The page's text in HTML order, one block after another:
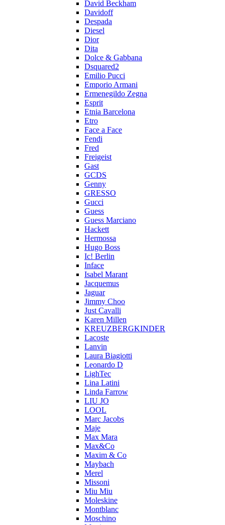
David Beckham
Davidoff
Despada
Diesel
Dior
Dita
Dolce & Gabbana
Dsquared2
Emilio Pucci
Emporio Armani
Ermenegildo Zegna
Esprit
Etnia Barcelona
Etro
Face a Face
Fendi
Fred
Freigeist
Gast
GCDS
Genny
GRESSO
Gucci
Guess
Guess Marciano
Hackett
Hermossa
Hugo Boss
Ic! Berlin
Inface
Isabel Marant
Jacquemus
Jaguar
Jimmy Choo
Just Cavalli
Karen Millen
KREUZBERGKINDER
Lacoste
Lanvin
Laura Biagiotti
Leonardo D
LighTec
Lina Latini
Linda Farrow
LIU JO
LOOL
Marc Jacobs
Maje
Max Mara
Max&Co
Maxim & Co
Maybach
Merel
Missoni
Miu Miu
Moleskine
Montblanc
Moschino